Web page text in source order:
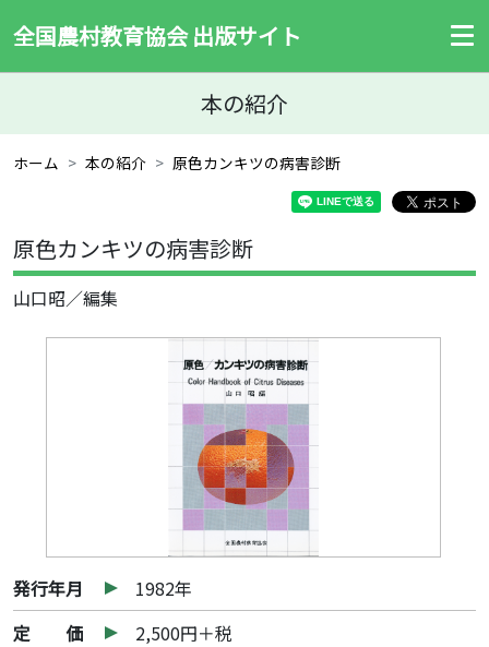
全国農村教育協会 出版サイト
本の紹介
ホーム 本の紹介 原色カンキツの病害診断
原色カンキツの病害診断
山口昭／編集
発行年月
1982年
定 価
2,500円＋税